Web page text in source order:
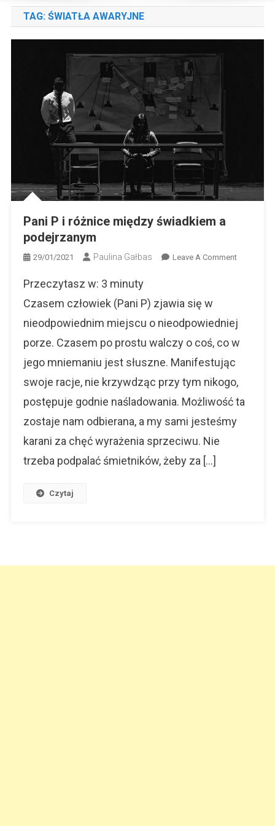
TAG: ŚWIATŁA AWARYJNE
Pani P i różnice między świadkiem a
podejrzanym
29/01/2021 Paulina Gałbas Leave A CommentOn
Między
Świadkiem
Przeczytasz w: 3 minuty
Czasem człowiek (Pani P) zjawia się w
nieodpowiednim miejscu o nieodpowiedniej
porze. Czasem po prostu walczy o coś, co w
jego mniemaniu jest słuszne. Manifestując
swoje racje, nie krzywdząc przy tym nikogo,
postępuje godnie naśladowania. Możliwość ta
zostaje nam odbierana, a my sami jesteśmy
karani za chęć wyrażenia sprzeciwu. Nie
trzeba podpalać śmietników, żeby za […]
Czytaj